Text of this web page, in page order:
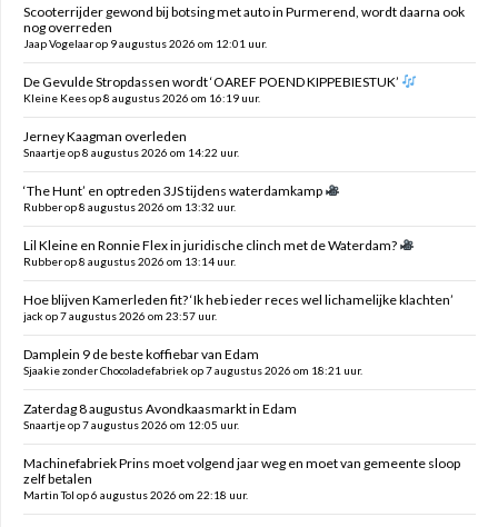
Scooterrijder gewond bij botsing met auto in Purmerend, wordt daarna ook
nog overreden
Jaap Vogelaar op 9 augustus 2026 om 12:01 uur.
De Gevulde Stropdassen wordt ‘OAREF POEND KIPPEBIESTUK’
Kleine Kees op 8 augustus 2026 om 16:19 uur.
Jerney Kaagman overleden
Snaartje op 8 augustus 2026 om 14:22 uur.
‘The Hunt’ en optreden 3JS tijdens waterdamkamp
Rubber op 8 augustus 2026 om 13:32 uur.
Lil Kleine en Ronnie Flex in juridische clinch met de Waterdam?
Rubber op 8 augustus 2026 om 13:14 uur.
Hoe blijven Kamerleden fit? ‘Ik heb ieder reces wel lichamelijke klachten’
jack op 7 augustus 2026 om 23:57 uur.
Damplein 9 de beste koffiebar van Edam
Sjaakie zonder Chocoladefabriek op 7 augustus 2026 om 18:21 uur.
Zaterdag 8 augustus Avondkaasmarkt in Edam
Snaartje op 7 augustus 2026 om 12:05 uur.
Machinefabriek Prins moet volgend jaar weg en moet van gemeente sloop
zelf betalen
Martin Tol op 6 augustus 2026 om 22:18 uur.